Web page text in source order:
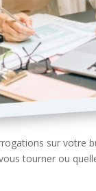
sur votre
tourner ou